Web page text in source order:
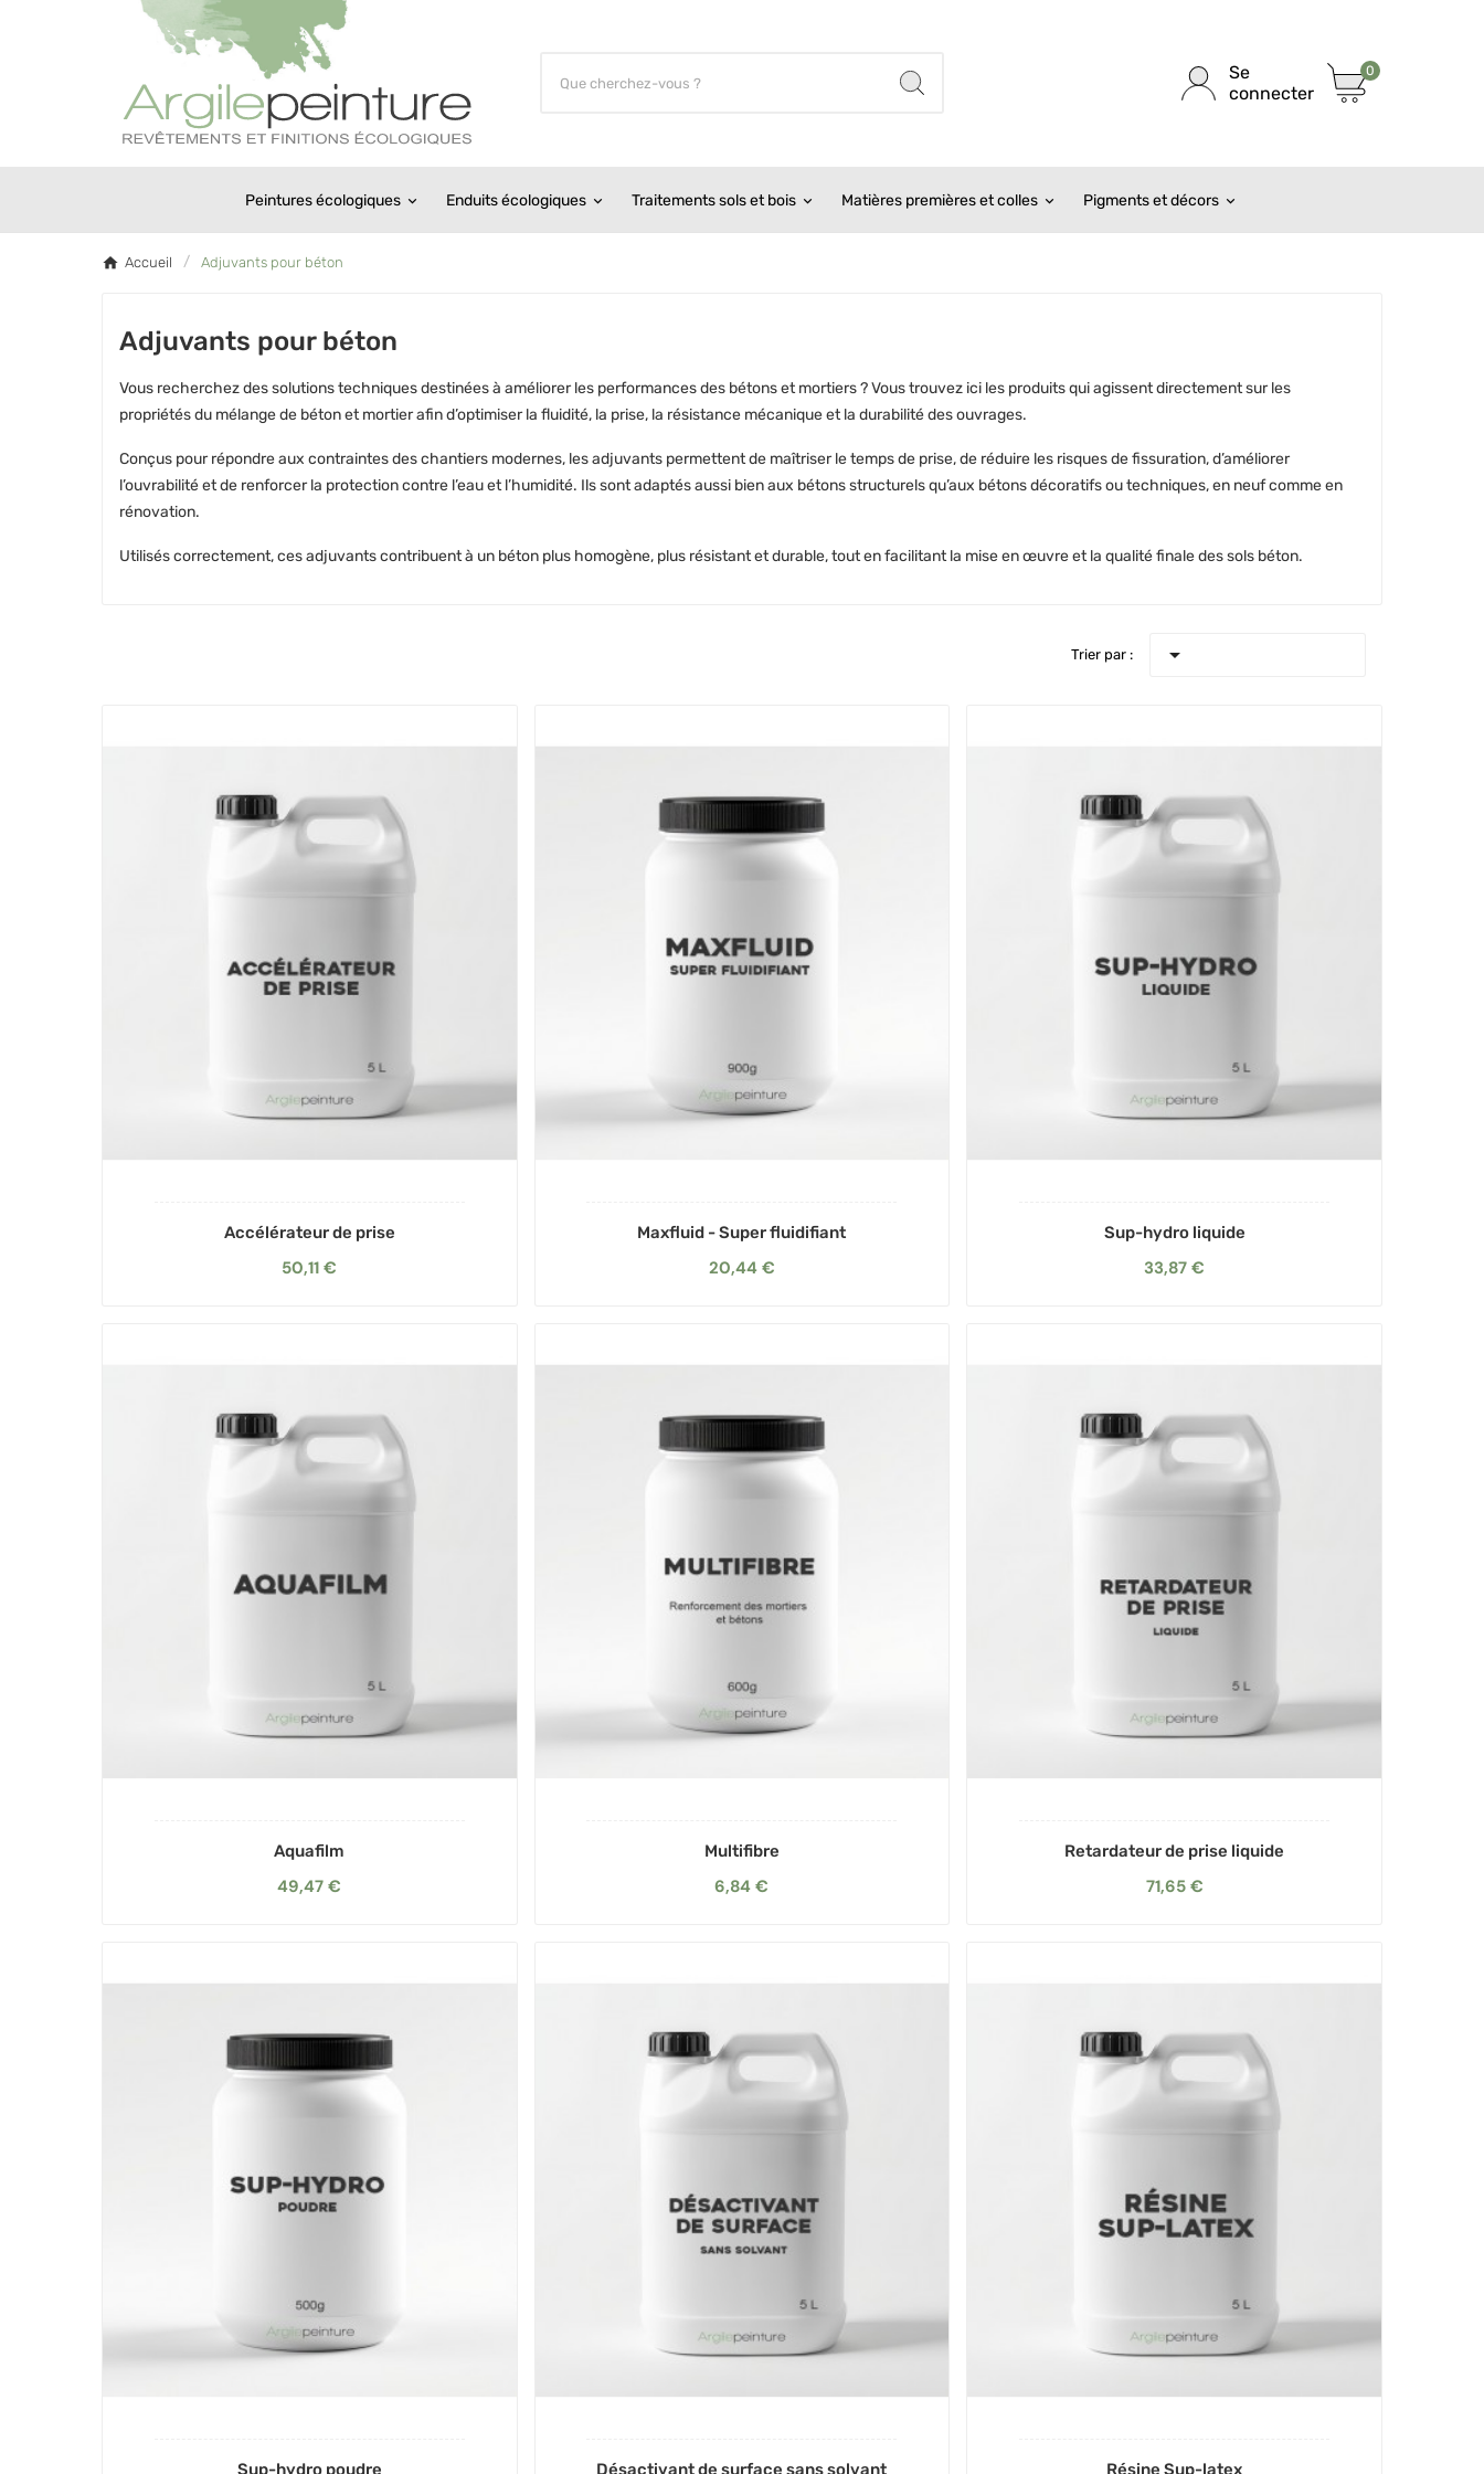
Se
connecter
0
Peintures écologiques Enduits écologiques Traitements sols et bois Matières premières et colles Pigments et décors
Accueil Adjuvants pour béton
Adjuvants pour béton
Vous recherchez des solutions techniques destinées à améliorer les performances des bétons et mortiers ? Vous trouvez ici les produits qui agissent directement sur les
propriétés du mélange de béton et mortier afin d’optimiser la fluidité, la prise, la résistance mécanique et la durabilité des ouvrages.
Conçus pour répondre aux contraintes des chantiers modernes, les adjuvants permettent de maîtriser le temps de prise, de réduire les risques de fissuration, d’améliorer
l’ouvrabilité et de renforcer la protection contre l’eau et l’humidité. Ils sont adaptés aussi bien aux bétons structurels qu’aux bétons décoratifs ou techniques, en neuf comme en
rénovation.
Utilisés correctement, ces adjuvants contribuent à un béton plus homogène, plus résistant et durable, tout en facilitant la mise en œuvre et la qualité finale des sols béton.
Trier par : 
Accélérateur de prise
50,11 €
Maxfluid - Super fluidifiant
20,44 €
Sup-hydro liquide
33,87 €
Aquafilm
49,47 €
Multifibre
6,84 €
Retardateur de prise liquide
71,65 €